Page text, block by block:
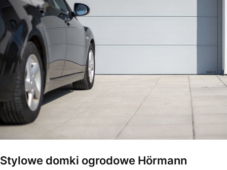
Stylowe domki ogrodowe Hörmann